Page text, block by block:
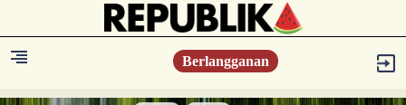
Berlangganan